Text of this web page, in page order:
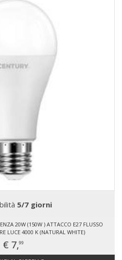
5/7 giorni
20W (150W ) ATTACCO E27 FLUSSO
LUCE 4000 K (NATURAL WHITE)
€ 7,99